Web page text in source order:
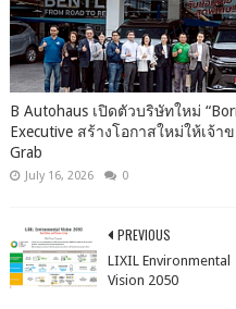
B Autohaus เปิดตัวบริษัทใหม่
Executive สร้างโอกาสใหม่ให้เจ้
Grab
July 16, 2026 0
PREVIOUS
LIXIL Environmental
Vision 2050